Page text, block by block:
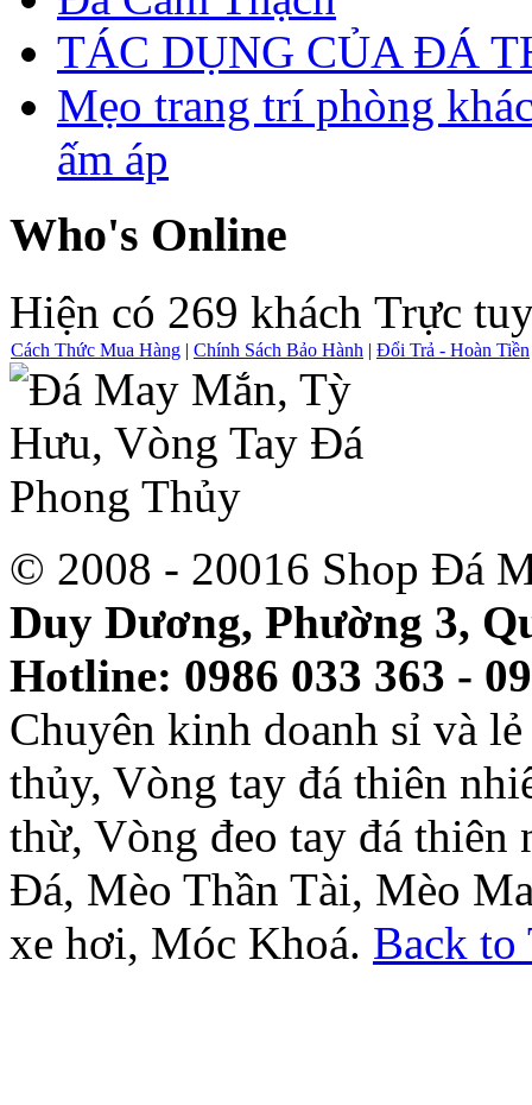
TÁC DỤNG CỦA ĐÁ
Mẹo trang trí phòng
ấm áp
Who's Online
Hiện có 269 khách Trực
Cách Thức Mua Hàng | Chính Sách Bảo Hành | Đổi Trả - Hoàn Tiền
© 2008 - 20016 Shop Đá
Duy Dương, Phường 3,
Hotline: 0986 033 363 -
Chuyên kinh doanh sỉ và
thủy, Vòng tay đá thiên
thừ, Vòng đeo tay đá thiên
Đá, Mèo Thần Tài, Mèo
xe hơi, Móc Khoá. Back to